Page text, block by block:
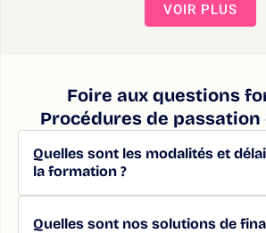
VOIR PLUS
Foire aux questions
Procédures de passation
Quelles sont les modalités et
la formation ?
Quelles sont nos solutions de